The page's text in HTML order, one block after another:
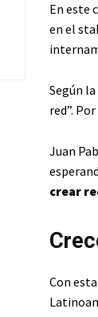
En este
en el
Según
red”.
Juan
crear
Con